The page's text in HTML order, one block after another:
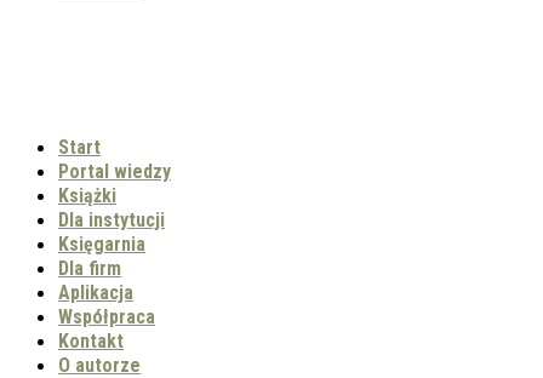
Start
Portal wiedzy
Książki
Dla instytucji
Księgarnia
Dla firm
Aplikacja
Współpraca
Kontakt
O autorze